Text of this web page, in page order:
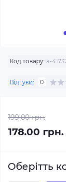
Код товару: a-
Відгуки: 0
199.00 грн.
178.00 грн.
Оберітть